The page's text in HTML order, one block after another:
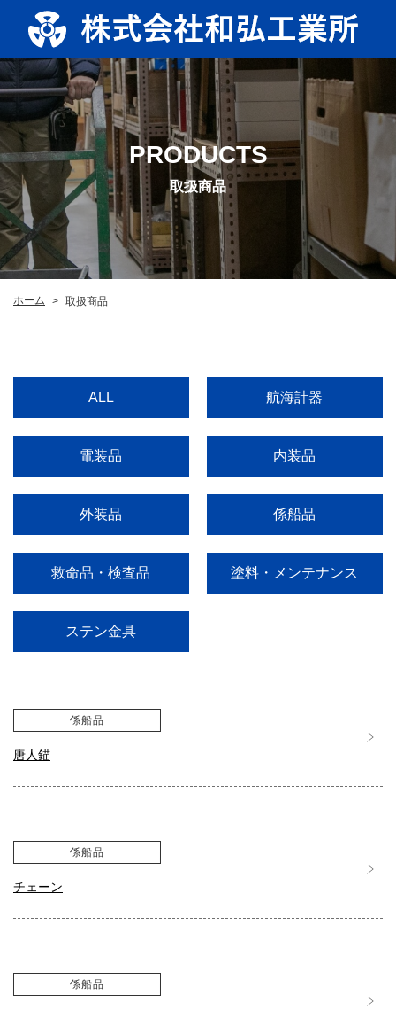
PRODUCTS
取扱商品
ホーム > 取扱商品
ALL 航海計器
電装品 内装品
外装品 係船品
救命品・検査品 塗料・メンテナンス
ステン金具
係船品
唐人錨
係船品
チェーン
係船品